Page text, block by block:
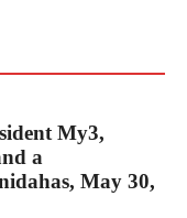
My3,
a
May 30,